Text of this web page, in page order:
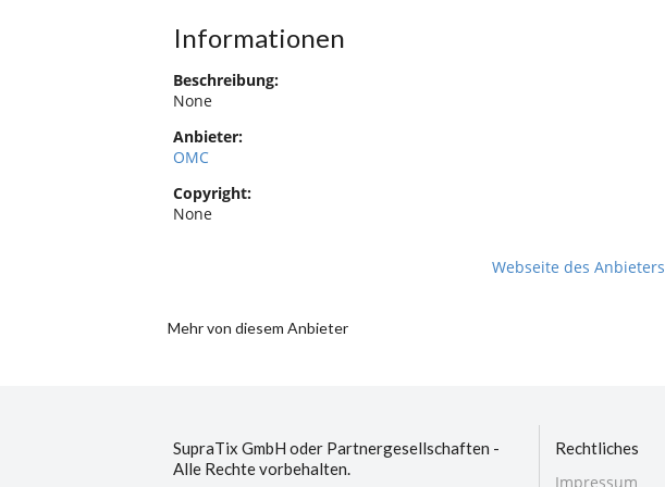
Informationen
Beschreibung:
None
Anbieter:
OMC
Copyright:
None
Webseite des Anbieters
Mehr von diesem Anbieter
SupraTix GmbH oder Partnergesellschaften -
Alle Rechte vorbehalten.
Rechtliches
Impressum